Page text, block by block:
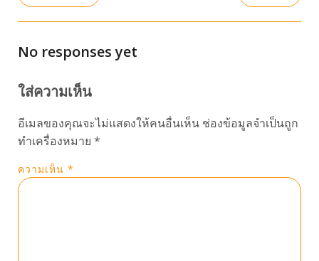
No responses yet
ใส่ความเห็น
อีเมลของคุณจะไม่แสดงให้คนอื่นเห็น ช่องข้อมูลจำเป็นถูก
ทำเครื่องหมาย *
ความเห็น *